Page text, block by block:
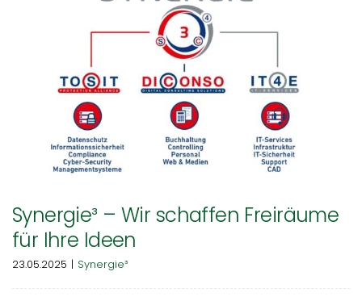
Synergie³ – Wir schaffen Freiräume
für Ihre Ideen
23.05.2025 | Synergie³